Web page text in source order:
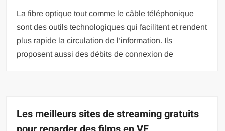
La fibre optique tout comme le câble téléphonique
sont des outils technologiques qui facilitent et rendent
plus rapide la circulation de l’information. Ils
proposent aussi des débits de connexion de
Les meilleurs sites de streaming gratuits